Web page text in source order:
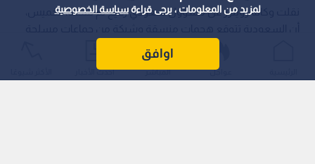
لمزيد من المعلومات ، يرجى قراءةسياسة الخصوصية
اوافق
نقلت وكالة رويترز عن مسؤول سعودي رفيع لم تسمه، الخميس،
والجنوبية، وبإشراف من الحرس الثوري الإيراني.
عواجل المباشر أحدث الأخبار